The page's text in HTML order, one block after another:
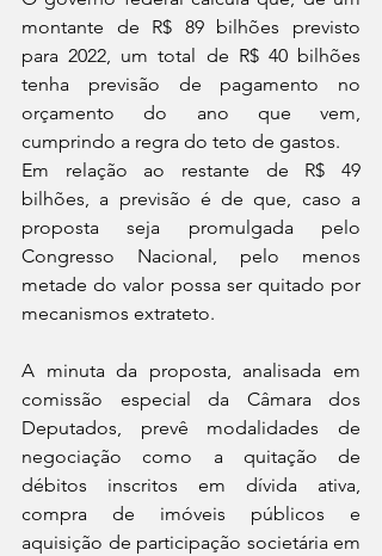
montante de R$ 89 bilhões previsto
para 2022, um total de R$ 40 bilhões
tenha previsão de pagamento no
orçamento do ano que vem,
cumprindo a regra do teto de gastos.
Em relação ao restante de R$ 49
bilhões, a previsão é de que, caso a
proposta seja promulgada pelo
Congresso Nacional, pelo menos
metade do valor possa ser quitado por
mecanismos extrateto.
A minuta da proposta, analisada em
comissão especial da Câmara dos
Deputados, prevê modalidades de
negociação como a quitação de
débitos inscritos em dívida ativa,
compra de imóveis públicos e
aquisição de participação societária em